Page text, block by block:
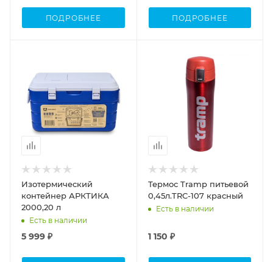
ПОДРОБНЕЕ ПОДРОБНЕЕ
Изотермический
контейнер АРКТИКА
2000,20 л
Есть в наличии
5 999 ₽
Термос Tramp питьевой
0,45л.TRC-107 красный
Есть в наличии
1 150 ₽